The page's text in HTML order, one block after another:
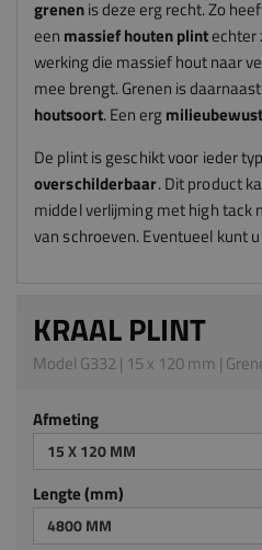
grenenis deze erg recht. Zo
een massief houtenplintechter
werking die massief hout naar
mee brengt. Grenen is
houtsoort. Een erg
De plint is geschikt voor ieder
overschilderbaar. Dit product
middel verlijming met high tack
van schroeven. Eventueel kunt
KRAAL PLINT
Model G332 | 15 x 120 mm |
Afmeting
15 X 120 MM
Lengte (mm)
4800 MM